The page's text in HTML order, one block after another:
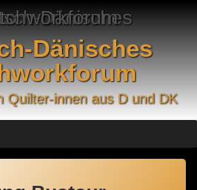
Dänisches
Quilter-innen aus D und DK